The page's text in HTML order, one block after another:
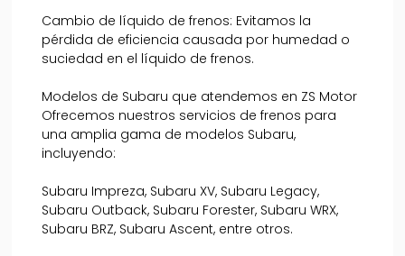
Cambio de líquido de frenos: Evitamos la
pérdida de eficiencia causada por humedad o
suciedad en el líquido de frenos.
Modelos de Subaru que atendemos en ZS Motor
Ofrecemos nuestros servicios de frenos para
una amplia gama de modelos Subaru,
incluyendo:
Subaru Impreza, Subaru XV, Subaru Legacy,
Subaru Outback, Subaru Forester, Subaru WRX,
Subaru BRZ, Subaru Ascent, entre otros.